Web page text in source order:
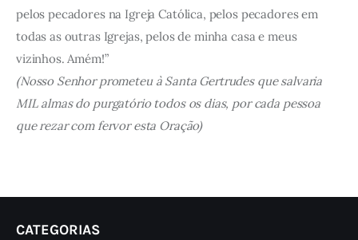
pelos pecadores na Igreja Católica, pelos pecadores em
todas as outras Igrejas, pelos de minha casa e meus
vizinhos. Amém!”
(Nosso Senhor prometeu à Santa Gertrudes que salvaria
MIL almas do purgatório todos os dias, por cada pessoa
que rezar com fervor esta Oração)
CATEGORIAS